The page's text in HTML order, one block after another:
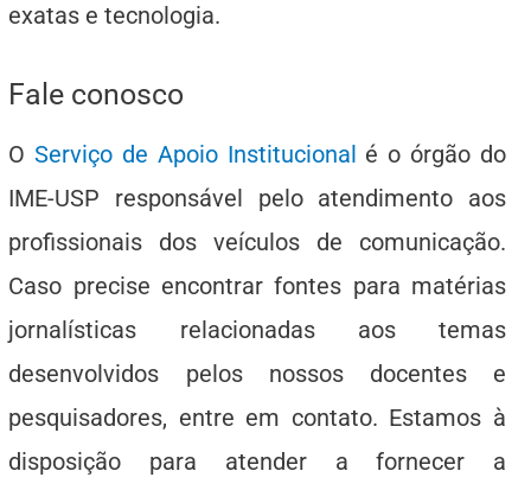
exatas e tecnologia.
Fale conosco
OServiço de Apoio Institucional é o órgão do
IME-USP responsável pelo atendimento aos
profissionais dos veículos de comunicação.
Caso precise encontrar fontes para matérias
jornalísticas relacionadas aos temas
desenvolvidos pelos nossos docentes e
pesquisadores, entre em contato. Estamos à
disposição para atender a fornecer a